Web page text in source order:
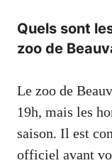
Quels sont
zoo de
Le zoo de
19h, mais les
saison. Il est
officiel avant